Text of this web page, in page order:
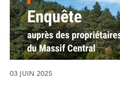
03 JUIN 2025